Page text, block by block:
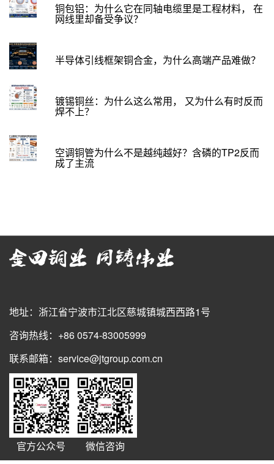
铜包铝：为什么它在同轴电缆里是工程材料， 在
网线里却备受争议？
半导体引线框架铜合金，为什么高端产品难做？
镀锡铜丝：为什么这么常用， 又为什么有时反而
焊不上？
空调铜管为什么不是越纯越好？含磷的TP2反而
成了主流
地址：浙江省宁波市江北区慈城镇城西西路1号
咨询热线：+86 0574-83005999
联系邮箱：service@jtgroup.com.cn
官方公众号 微信咨询